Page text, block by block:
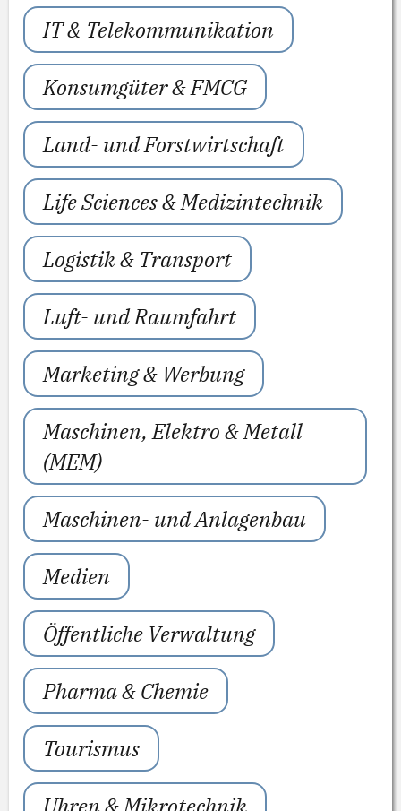
IT & Telekommunikation
Konsumgüter & FMCG
Land- und Forstwirtschaft
Life Sciences & Medizintechnik
Logistik & Transport
Luft- und Raumfahrt
Marketing & Werbung
Maschinen, Elektro & Metall
(MEM)
Maschinen- und Anlagenbau
Medien
Öffentliche Verwaltung
Pharma & Chemie
Tourismus
Uhren & Mikrotechnik